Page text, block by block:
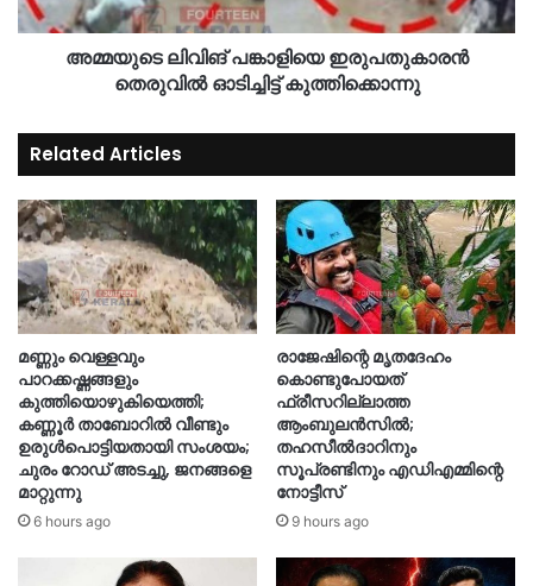
അമ്മയുടെ ലിവിങ് പങ്കാളിയെ ഇരുപതുകാരൻ
തെരുവിൽ ഓടിച്ചിട്ട് കുത്തിക്കൊന്നു
Related Articles
മണ്ണും വെള്ളവും
പാറക്കഷ്ണങ്ങളും
കുത്തിയൊഴുകിയെത്തി;
കണ്ണൂർ താബോറിൽ വീണ്ടും
ഉരുൾപൊട്ടിയതായി സംശയം;
ചുരം റോഡ് അടച്ചു, ജനങ്ങളെ
മാറ്റുന്നു
6 hours ago
രാജേഷിന്റെ മൃതദേഹം
കൊണ്ടുപോയത്
ഫ്രീസറില്ലാത്ത
ആംബുലൻസിൽ;
തഹസീൽദാറിനും
സൂപ്രണ്ടിനും എഡിഎമ്മിന്റെ
നോട്ടീസ്
9 hours ago